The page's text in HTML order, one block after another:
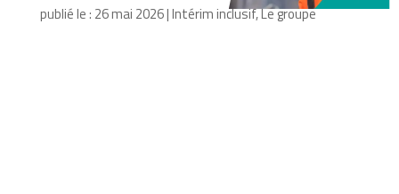
publié le : 26 mai 2026|Intérim inclusif,Le groupe